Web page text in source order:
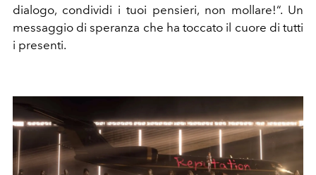
dialogo, condividi i tuoi pensieri, non mollare!“. Un
messaggio di speranza che ha toccato il cuore di tutti
i presenti.